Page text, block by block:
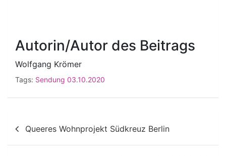
Autorin/Autor des Beitrags
Wolfgang Krömer
Tags: Sendung 03.10.2020
Beitragsnavigation
Queeres Wohnprojekt Südkreuz Berlin